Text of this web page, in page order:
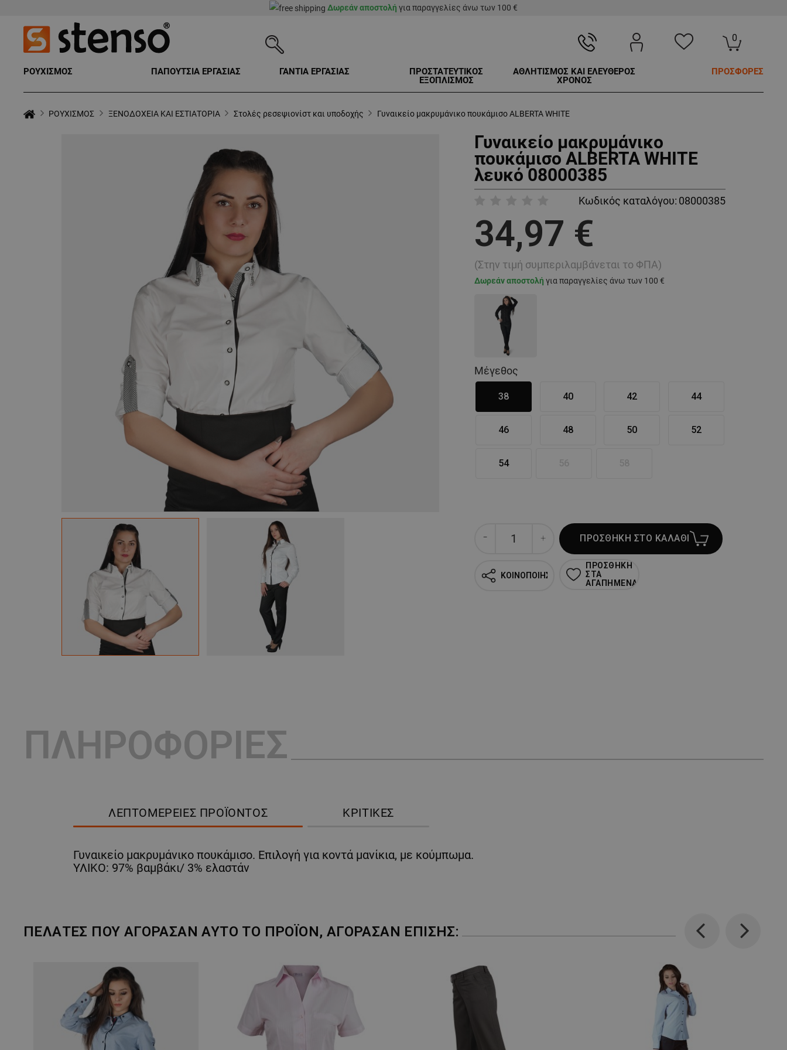
Δωρεάν αποστολή για παραγγελίες άνω των 100 €
0
ΡΟΥΧΙΣΜΟΣ ΠΑΠΟΥΤΣΙΑ ΕΡΓΑΣΙΑΣ ΓΑΝΤΙΑ ΕΡΓΑΣΙΑΣ
ΠΡΟΣΤΑΤΕΥΤΙΚΟΣ
ΕΞΟΠΛΙΣΜΟΣ
ΑΘΛΗΤΙΣΜΟΣ ΚΑΙ ΕΛΕΥΘΕΡΟΣ
ΧΡΟΝΟΣ
ΠΡΟΣΦΟΡΕΣ
ΡΟΥΧΙΣΜΟΣ ΞΕΝΟΔΟΧΕΙΑ ΚΑΙ ΕΣΤΙΑΤΟΡΙΑ Στολές ρεσεψιονίστ και υποδοχής Γυναικείο μακρυμάνικο πουκάμισο ALBERTA WHITE
Γυναικείο μακρυμάνικο
πουκάμισο ALBERTA WHITE
λευκό 08000385
Κωδικός καταλόγου: 08000385
34,97 €
(Στην τιμή συμπεριλαμβάνεται το ΦΠΑ)
Δωρεάν αποστολή για παραγγελίες άνω των 100 €
Μέγεθος
38 40 42 44
46 48 50 52
54
ΠΡΟΣΘΗΚΗ ΣΤΟ ΚΑΛΑΘΙ
ΚΟΙΝΟΠΟΙΗΣΗ
ΠΡΟΣΘΗΚΗ
ΣΤΑ
ΑΓΑΠΗΜΕΝΑ
ΠΛΗΡΟΦΟΡΙΕΣ
ΛΕΠΤΟΜΈΡΕΙΕΣ ΠΡΟΪΌΝΤΟΣ ΚΡΙΤΙΚΈΣ
Γυναικείο μακρυμάνικο πουκάμισο. Επιλογή για κοντά μανίκια, με κούμπωμα.
ΥΛΙΚΟ: 97% βαμβάκι/ 3% ελαστάν
ΠΕΛΆΤΕΣ ΠΟΥ ΑΓΌΡΑΣΑΝ ΑΥΤΌ ΤΟ ΠΡΟΪΌΝ, ΑΓΌΡΑΣΑΝ ΕΠΊΣΗΣ:
Previous Next